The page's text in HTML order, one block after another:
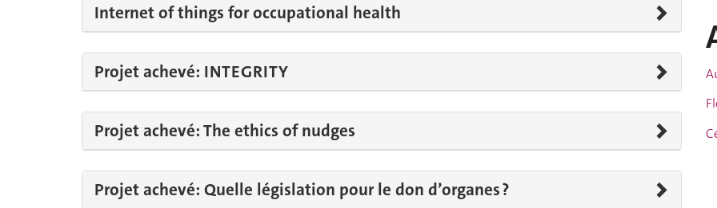
Internet of things for occupational health
Projet achevé: INTEGRITY
Projet achevé: The ethics of nudges
Projet achevé: Quelle législation pour le don d’organes ?